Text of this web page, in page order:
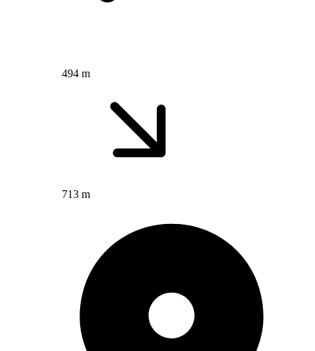
494 m
713 m